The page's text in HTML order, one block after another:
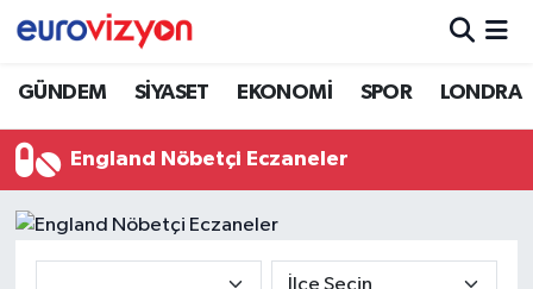
GÜNDEM SİYASET EKONOMİ SPOR LONDRA
England Nöbetçi Eczaneler